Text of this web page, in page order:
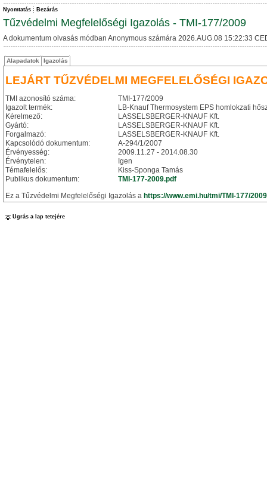
Nyomtatás Bezárás
Tűzvédelmi Megfelelőségi Igazolás - TMI-177/2009
A dokumentum olvasás módban Anonymous számára 2026.AUG.08 15:22:33
Alapadatok Igazolás
LEJÁRT TŰZVÉDELMI MEGFELELŐSÉGI
TMI azonosító száma:
TMI-177/2009
Igazolt termék:
LB-Knauf Thermosystem EPS homlokzati
Kérelmező:
LASSELSBERGER-KNAUF Kft.
Gyártó:
LASSELSBERGER-KNAUF Kft.
Forgalmazó:
LASSELSBERGER-KNAUF Kft.
Kapcsolódó dokumentum:
A-294/1/2007
Érvényesség:
2009.11.27 - 2014.08.30
Érvénytelen:
Igen
Témafelelős:
Kiss-Sponga Tamás
Publikus dokumentum:
TMI-177-2009.pdf
Ez a Tűzvédelmi Megfelelőségi Igazolás a https://www.emi.hu/tmi/TMI-177/2009
Ugrás a lap tetejére